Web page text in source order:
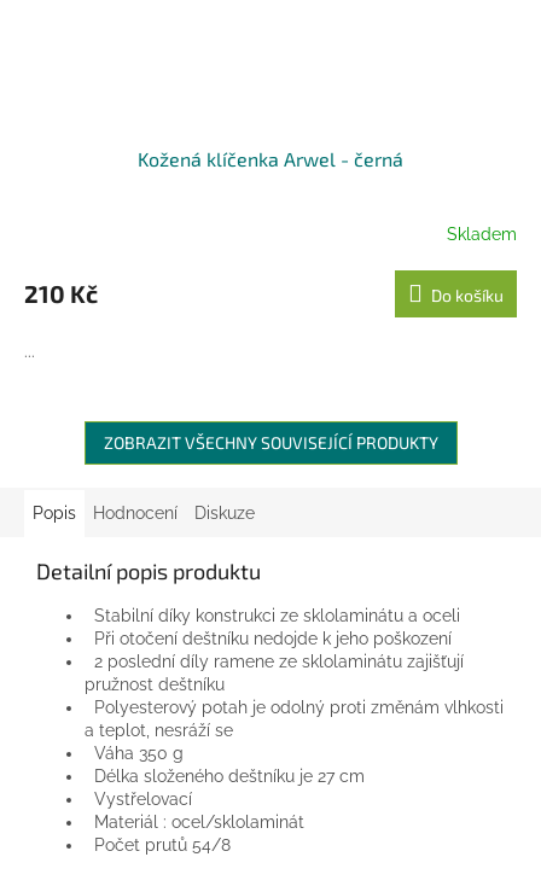
Kožená klíčenka Arwel - černá
Skladem
210 Kč Do košíku
...
ZOBRAZIT VŠECHNY SOUVISEJÍCÍ PRODUKTY
Popis Hodnocení Diskuze
Detailní popis produktu
Stabilní díky konstrukci ze sklolaminátu a oceli
Při otočení deštníku nedojde k jeho poškození
2 poslední díly ramene ze sklolaminátu zajišťují
pružnost deštníku
Polyesterový potah je odolný proti změnám vlhkosti
a teplot, nesráží se
Váha 350 g
Délka složeného deštníku je 27 cm
Vystřelovací
Materiál : ocel/sklolaminát
Počet prutů 54/8